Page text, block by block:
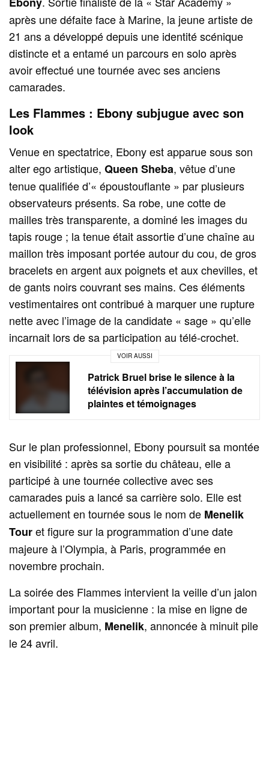
après une défaite face à Marine, la jeune artiste de
21 ans a développé depuis une identité scénique
distincte et a entamé un parcours en solo après
avoir effectué une tournée avec ses anciens
camarades.
Les Flammes : Ebony subjugue avec son
look
Venue en spectatrice, Ebony est apparue sous son
alter ego artistique,Queen Sheba, vêtue d’une
tenue qualifiée d’« époustouflante » par plusieurs
observateurs présents. Sa robe, une cotte de
mailles très transparente, a dominé les images du
tapis rouge ; la tenue était assortie d’une chaîne au
maillon très imposant portée autour du cou, de gros
bracelets en argent aux poignets et aux chevilles, et
de gants noirs couvrant ses mains. Ces éléments
vestimentaires ont contribué à marquer une rupture
nette avec l’image de la candidate « sage » qu’elle
incarnait lors de sa participation au télé-crochet.
VOIR AUSSI
Patrick Bruel brise le silence à la
télévision après l’accumulation de
plaintes et témoignages
Sur le plan professionnel, Ebony poursuit sa montée
en visibilité : après sa sortie du château, elle a
participé à une tournée collective avec ses
camarades puis a lancé sa carrière solo. Elle est
actuellement en tournée sous le nom de Menelik
Touret figure sur la programmation d’une date
majeure à l’Olympia, à Paris, programmée en
novembre prochain.
La soirée des Flammes intervient la veille d’un jalon
important pour la musicienne : la mise en ligne de
son premier album, Menelik, annoncée à minuit pile
le 24 avril.